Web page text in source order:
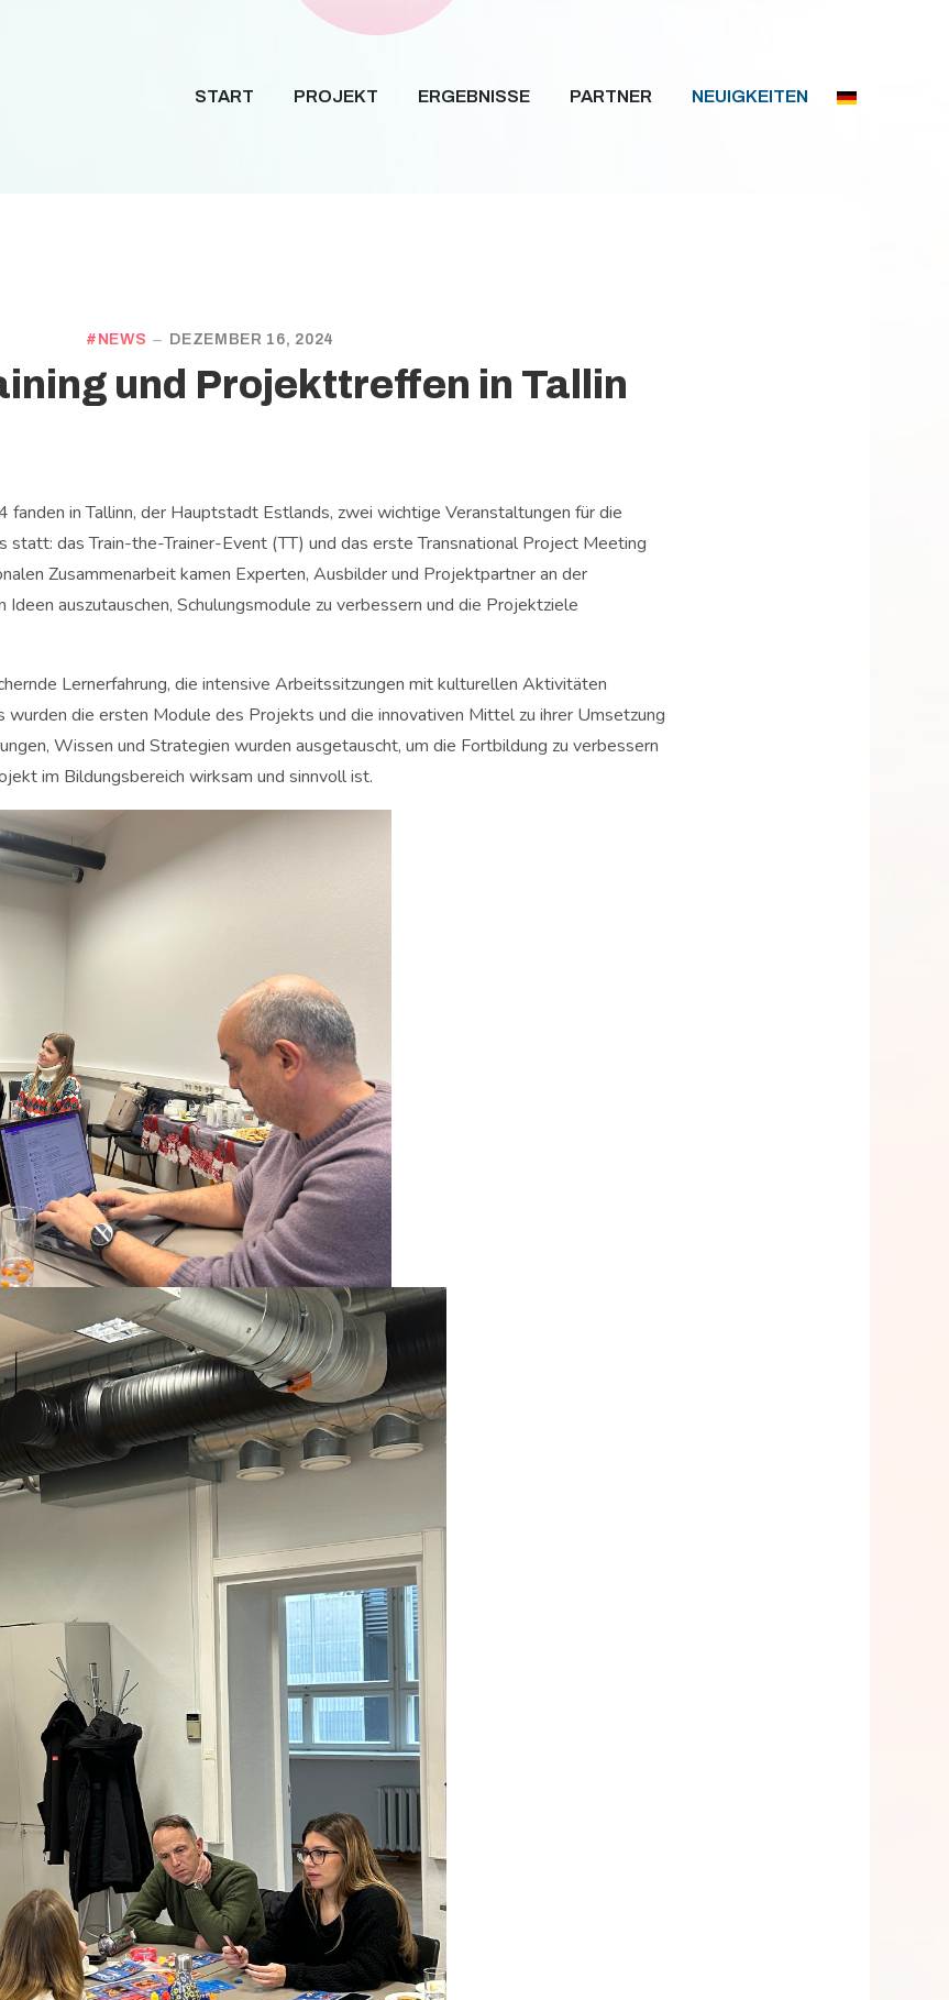
START PROJEKT ERGEBNISSE PARTNER NEUIGKEITEN
NEWS DEZEMBER 16, 2024
und Projekttreffen in Tallin
in Tallinn, der Hauptstadt Estlands, zwei wichtige Veranstaltungen für die
das Train-the-Trainer-Event (TT) und das erste Transnational Project Meeting
Zusammenarbeit kamen Experten, Ausbilder und Projektpartner an der
Ideen auszutauschen, Schulungsmodule zu verbessern und die Projektziele
Lernerfahrung, die intensive Arbeitssitzungen mit kulturellen Aktivitäten
die ersten Module des Projekts und die innovativen Mittel zu ihrer Umsetzung
Wissen und Strategien wurden ausgetauscht, um die Fortbildung zu verbessern
im Bildungsbereich wirksam und sinnvoll ist.